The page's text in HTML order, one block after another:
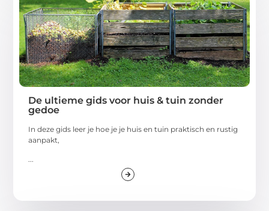
De ultieme gids voor huis & tuin zonder
gedoe
In deze gids leer je hoe je je huis en tuin praktisch en rustig
aanpakt,
...